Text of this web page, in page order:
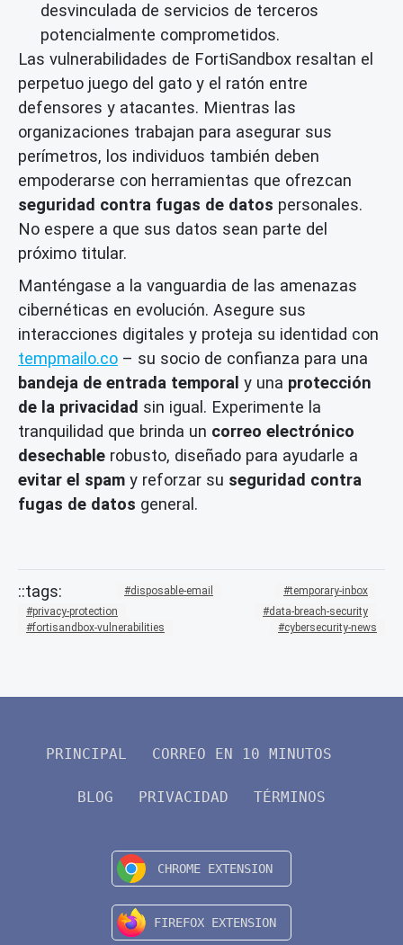
desvinculada de servicios de terceros
potencialmente comprometidos.
Las vulnerabilidades de FortiSandbox resaltan el
perpetuo juego del gato y el ratón entre
defensores y atacantes. Mientras las
organizaciones trabajan para asegurar sus
perímetros, los individuos también deben
empoderarse con herramientas que ofrezcan
seguridad contra fugas de datos personales.
No espere a que sus datos sean parte del
próximo titular.
Manténgase a la vanguardia de las amenazas
cibernéticas en evolución. Asegure sus
interacciones digitales y proteja su identidad con
tempmailo.co – su socio de confianza para una
bandeja de entrada temporal y una protección
de la privacidad sin igual. Experimente la
tranquilidad que brinda un correo electrónico
desechable robusto, diseñado para ayudarle a
evitar el spam y reforzar su seguridad contra
fugas de datos general.
disposable-email
temporary-inbox
privacy-protection
data-breach-security
fortisandbox-vulnerabilities
cybersecurity-news
PRINCIPAL CORREO EN 10 MINUTOS
BLOG PRIVACIDAD TÉRMINOS